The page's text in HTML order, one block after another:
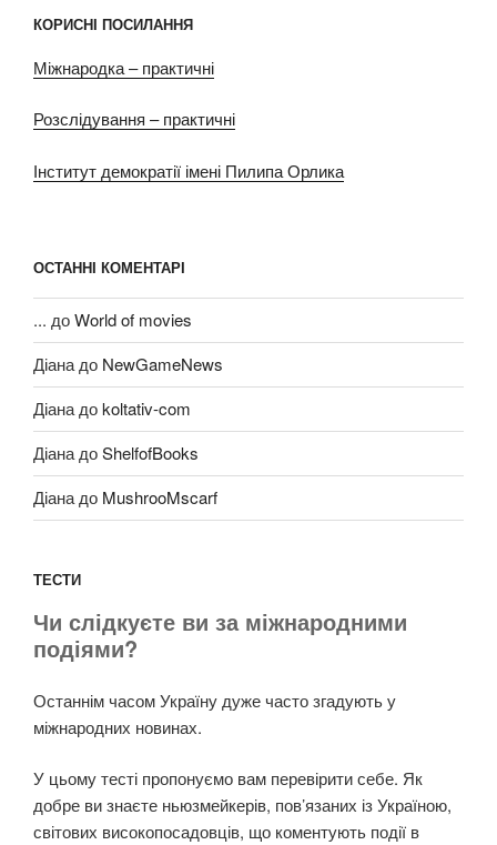
КОРИСНІ ПОСИЛАННЯ
Міжнародка – практичні
Розслідування – практичні
Інститут демократії імені Пилипа Орлика
ОСТАННІ КОМЕНТАРІ
... доWorld of movies
Діанадо NewGameNews
Діанадоkoltativ-com
ДіанадоShelfofBooks
Діанадо MushrooMscarf
ТЕСТИ
Чи слідкуєте ви за міжнародними
подіями?
Останнім часом Україну дуже часто згадують у
міжнародних новинах.
У цьому тесті пропонуємо вам перевірити себе. Як
добре ви знаєте ньюзмейкерів, пов’язаних із Україною,
світових високопосадовців, що коментують події в